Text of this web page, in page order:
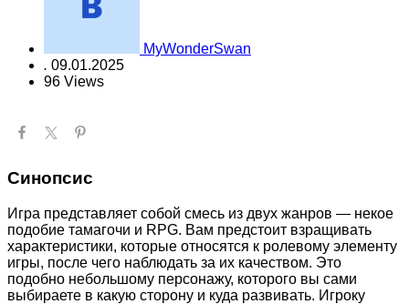
MyWonderSwan
. 09.01.2025
96 Views
Синопсис
Игра представляет собой смесь из двух жанров — некое
подобие тамагочи и RPG. Вам предстоит взращивать
характеристики, которые относятся к ролевому элементу
игры, после чего наблюдать за их качеством. Это
подобно небольшому персонажу, которого вы сами
выбираете в какую сторону и куда развивать. Игроку